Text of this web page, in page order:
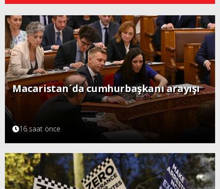
Macaristan´da cumhurbaşkanı arayışı
16 saat önce